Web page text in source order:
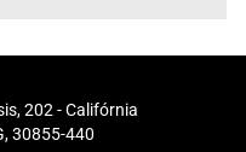
202 - Califórnia
30855-440